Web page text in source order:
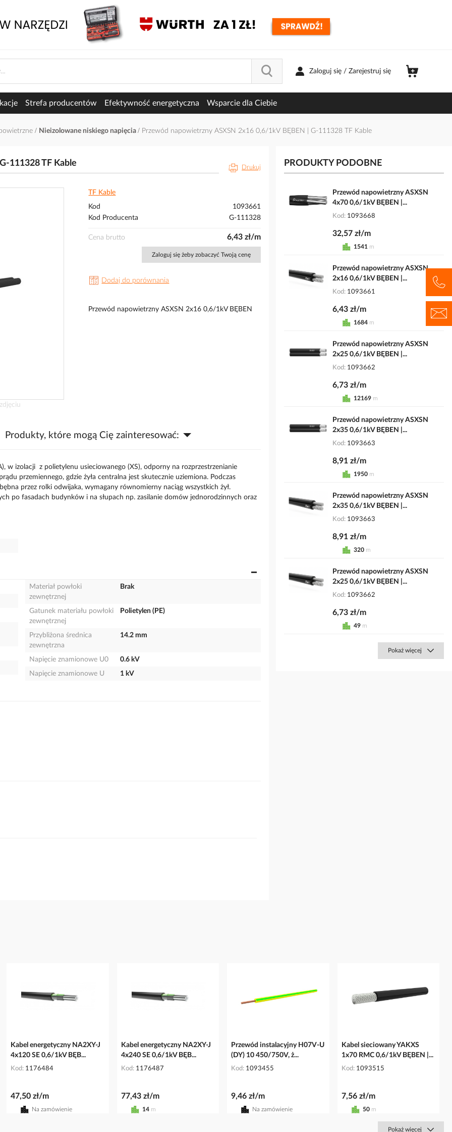
Zaloguj się / Zarejestruj się
Strefa producentów Efektywność energetyczna Wsparcie dla Ciebie
Nieizolowane niskiego napięcia Przewód napowietrzny ASXSN 2x16 0,6/1kV BĘBEN | G-111328 TF Kable
111328 TF Kable Drukuj
TF Kable
Kod
1093661
Kod Producenta
G-111328
Cena brutto 6,43 zł/m
Zaloguj się żeby zobaczyć Twoją cenę
Dodaj do porównania
Przewód napowietrzny ASXSN 2x16 0,6/1kV BĘBEN
Produkty, które mogą Cię zainteresować:
w izolacji z polietylenu usieciowanego (XS), odporny na rozprzestrzenianie
przemiennego, gdzie żyła centralna jest skutecznie uziemiona. Podczas
przez rolki odwijaka, wymagany równomierny naciąg wszystkich żył.
po fasadach budynków i na słupach np. zasilanie domów jednorodzinnych oraz
Materiał powłoki
zewnętrznej
Brak
Gatunek materiału powłoki
zewnętrznej
Polietylen (PE)
Przybliżona średnica
zewnętrzna
14.2 mm
Napięcie znamionowe U0
0.6 kV
Napięcie znamionowe U
1 kV
PRODUKTY PODOBNE
Przewód napowietrzny ASXSN
4x70 0,6/1kV BĘBEN |...
Kod 1093668
32,57 zł/m
1541 m
Przewód napowietrzny ASXSN
2x16 0,6/1kV BĘBEN |...
Kod 1093661
6,43 zł/m
1684 m
Przewód napowietrzny ASXSN
2x25 0,6/1kV BĘBEN |...
Kod 1093662
6,73 zł/m
12169 m
Przewód napowietrzny ASXSN
2x35 0,6/1kV BĘBEN |...
Kod 1093663
8,91 zł/m
1950 m
Przewód napowietrzny ASXSN
2x35 0,6/1kV BĘBEN |...
Kod 1093663
8,91 zł/m
320 m
Przewód napowietrzny ASXSN
2x25 0,6/1kV BĘBEN |...
Kod 1093662
6,73 zł/m
49 m
Pokaż więcej
Kabel energetyczny NA2XY-J
4x120 SE 0,6/1kV BĘB...
Kod 1176484
47,50 zł/m
Na zamówienie
Kabel energetyczny NA2XY-J
4x240 SE 0,6/1kV BĘB...
Kod 1176487
77,43 zł/m
14 m
Przewód instalacyjny H07V-U
(DY) 10 450/750V, ż...
Kod 1093455
9,46 zł/m
Na zamówienie
Kabel sieciowany YAKXS
1x70 RMC 0,6/1kV BĘBEN |...
Kod 1093515
7,56 zł/m
50 m
Pokaż więcej